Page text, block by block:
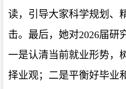
读，引导大家科学规划、
击。 最后，她对2026届研
一是认清当前就业形势，
择业观； 二是平衡好毕业